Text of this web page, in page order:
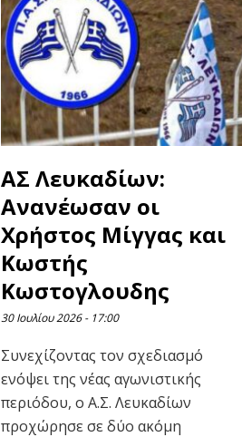
ΑΣ Λευκαδίων:
Ανανέωσαν οι
Χρήστος Μίγγας και
Κωστής
Κωστογλουδης
30 Ιουλίου 2026 17:00
Συνεχίζοντας τον σχεδιασμό
ενόψει της νέας αγωνιστικής
περιόδου, ο Α.Σ. Λευκαδίων
προχώρησε σε δύο ακόμη